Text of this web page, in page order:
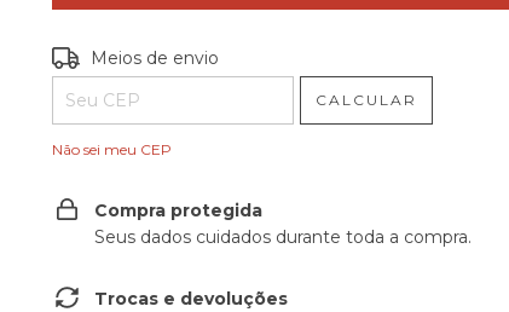
Entregas para o CEP:
Meios de envio
CALCULAR
Não sei meu CEP
Compra protegida
Seus dados cuidados durante toda a compra.
Trocas e devoluções